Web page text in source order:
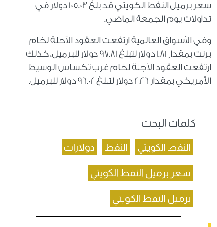
سعر برميل النفط الكويتي قد بلغ 105.03 دولار في
تداولات يوم الجمعة الماضي.
وفي الأسواق العالمية ارتفعت العقود الآجلة لخام
برنت بمقدار 1.81 دولار لتبلغ 97.81 دولار للبرميل، كذلك
ارتفعت العقود الآجلة لخام غرب تكساس الوسيط
الأمريكي بمقدار 2.26 دولار لتبلغ 96.02 دولار للبرميل.
كلمات البحث
النفط الكويتي النفط دولارات
سعر برميل النفط الكويتي
برميل النفط الكويتي